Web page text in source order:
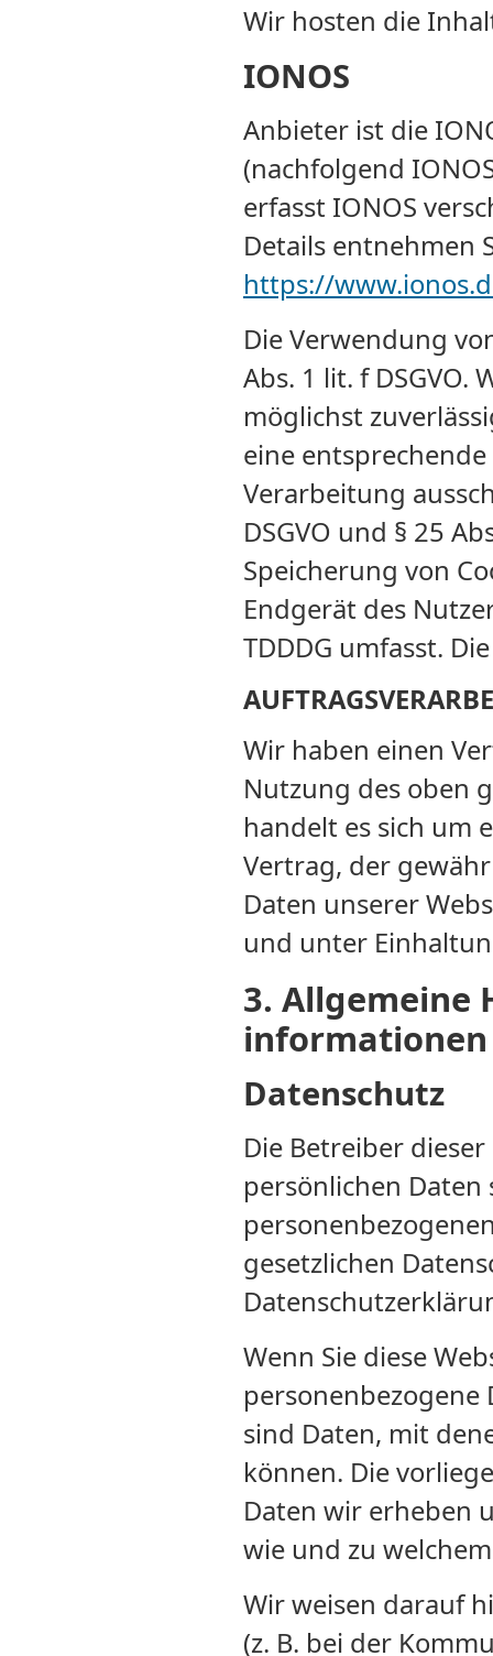
Wir hosten die
IONOS
Anbieter ist die
(nachfolgend
erfasst IONOS
Details entnehmen
https://
Die Verwendung
Abs. 1 lit. f
möglichst
eine
Verarbeitung
DSGVO und § 25
Speicherung von
Endgerät des
TDDDG umfasst.
Wir haben einen
Nutzung des oben
handelt es sich um
Vertrag, der
Daten unserer
und unter
3. Allgemeine
informationen
Datenschutz
Die Betreiber
persönlichen
gesetzlichen
Wenn Sie diese
personenbezogene
sind Daten, mit
können. Die
Daten wir erheben
wie und zu
Wir weisen darauf
(z. B. bei der